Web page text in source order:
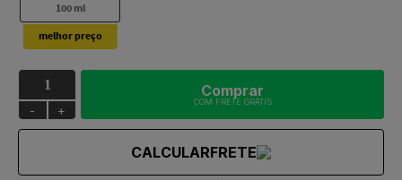
100 ml
- +
Comprar
COM FRETE GRÁTIS
CALCULARFRETE